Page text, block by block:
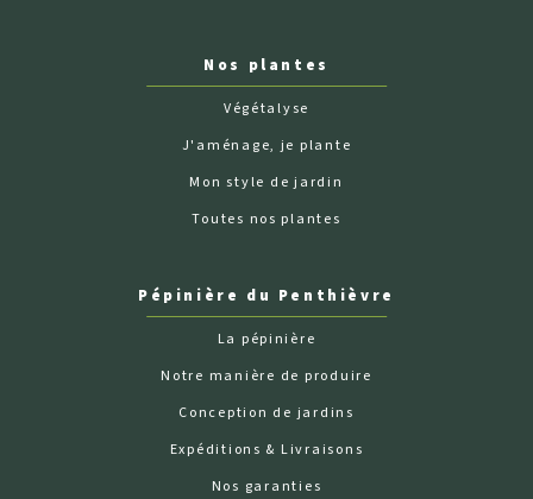
Nos plantes
Végétalyse
J'aménage, je plante
Mon style de jardin
Toutes nos plantes
Pépinière du Penthièvre
La pépinière
Notre manière de produire
Conception de jardins
Expéditions & Livraisons
Nos garanties